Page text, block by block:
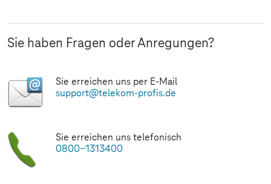
Sie haben Fragen oder Anregungen?
Sie erreichen uns per E-Mail
support@telekom-profis.de
Sie erreichen uns telefonisch
0800-1313400